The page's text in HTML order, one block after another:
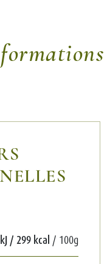
/ 299 kcal / 100g